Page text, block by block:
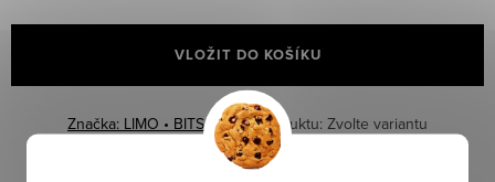
cena:
VLOŽIT DO KOŠÍKU
Značka: LIMO • BITS Kód produktu: Zvolte variantu
Dotaz k produktu